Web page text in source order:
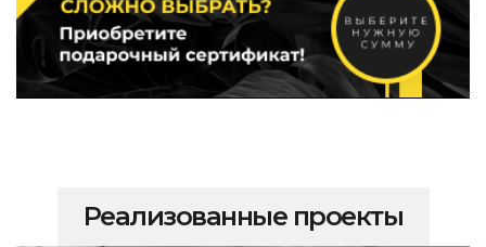
Реализованные проекты